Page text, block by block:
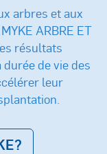
arbres et aux
MYKE ARBRE ET
résultats
de vie des
leur